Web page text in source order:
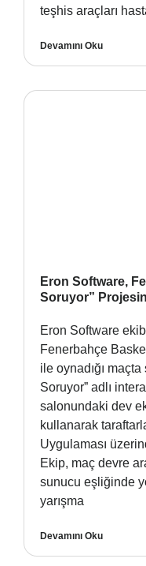
teşhis araçları
Devamını Oku
Eron Software,
Soruyor”
Eron Software
Fenerbahçe
ile oynadığı maçta
Soruyor” adlı
salonundaki dev
kullanarak
Uygulaması
Ekip, maç devre
sunucu eşliğinde
yarışma
Devamını Oku